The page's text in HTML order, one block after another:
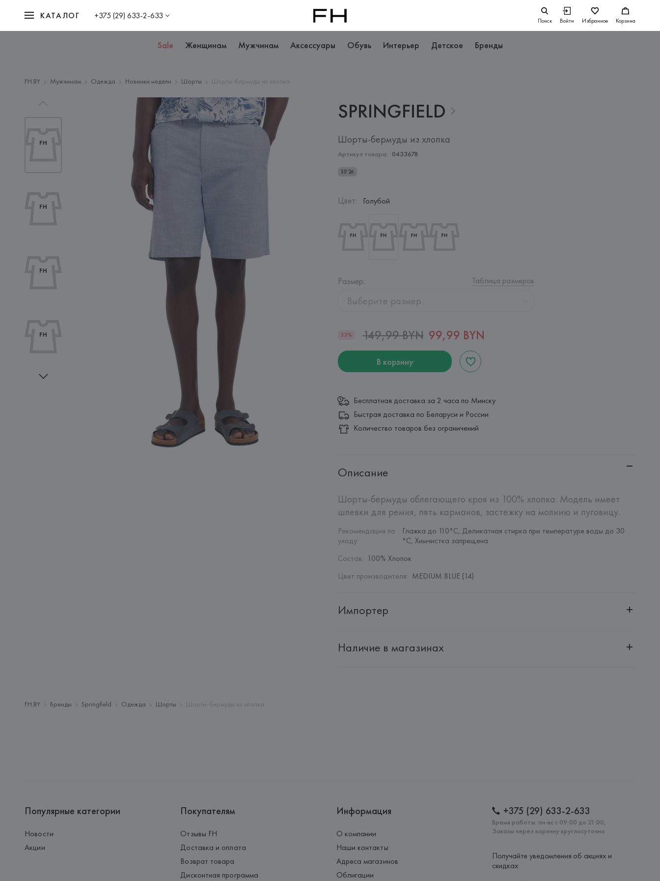
КАТАЛОГ +375 (29) 633-2-633 Поиск Войти Избранное Корзина
Sale Женщинам Мужчинам Аксессуары Обувь Интерьер Детское Бренды
FH.BY Мужчинам Одежда Новинки недели Шорты Шорты-бермуды из хлопка
SPRINGFIELD
Шорты-бермуды из хлопка
Артикул товара: 0433678
SS'26
Цвет: Голубой
Размер: Таблица размеров
Выберите размер
33% 149,99 BYN 99,99 BYN
В корзину
Бесплатная доставка за 2 часа по Минску
Быстрая доставка по Беларуси и России
Количество товаров без ограничений
Описание
Шорты-бермуды облегающего кроя из 100% хлопка. Модель имеет
шлевки для ремня, пять карманов, застежку на молнию и пуговицу.
Рекомендация по
уходу:
Глажка до 110°C, Деликатная стирка при температуре воды до 30
°C, Химчистка запрещена
Состав: 100% Хлопок
Цвет производителя: MEDIUM BLUE (14)
Импортер
Адрес: Республика Беларусь, 220030, г. Минск, ул. Немига, 5, пом. 39
Наличие в магазинах
FH.BY Бренды Springfield Одежда Шорты Шорты-бермуды из хлопка
Популярные категории
Новости
Акции
Покупателям
Отзывы FH
Доставка и оплата
Возврат товара
Дисконтная программа
Информация
О компании
Наши контакты
Адреса магазинов
Облигации
+375 (29) 633-2-633
Время работы: пн-вс с 09:00 до 21:00,
Заказы через корзину круглосуточно
Получайте уведомления об акциях и
скидках: